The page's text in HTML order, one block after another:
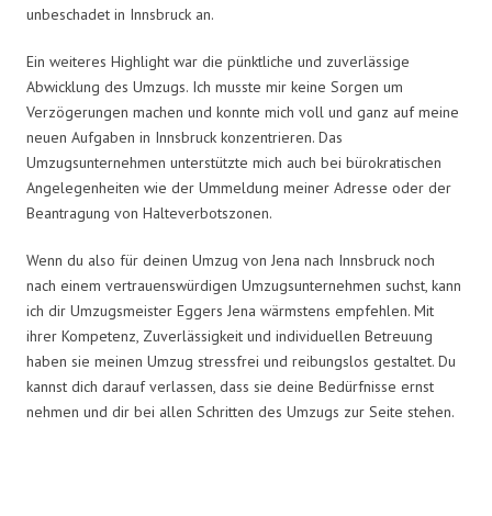
unbeschadet in Innsbruck an.
Ein weiteres Highlight war die pünktliche und zuverlässige
Abwicklung des Umzugs. Ich musste mir keine Sorgen um
Verzögerungen machen und konnte mich voll und ganz auf meine
neuen Aufgaben in Innsbruck konzentrieren. Das
Umzugsunternehmen unterstützte mich auch bei bürokratischen
Angelegenheiten wie der Ummeldung meiner Adresse oder der
Beantragung von Halteverbotszonen.
Wenn du also für deinen Umzug von Jena nach Innsbruck noch
nach einem vertrauenswürdigen Umzugsunternehmen suchst, kann
ich dir Umzugsmeister Eggers Jena wärmstens empfehlen. Mit
ihrer Kompetenz, Zuverlässigkeit und individuellen Betreuung
haben sie meinen Umzug stressfrei und reibungslos gestaltet. Du
kannst dich darauf verlassen, dass sie deine Bedürfnisse ernst
nehmen und dir bei allen Schritten des Umzugs zur Seite stehen.